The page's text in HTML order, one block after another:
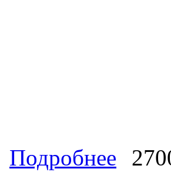
Подробнее о В.А.